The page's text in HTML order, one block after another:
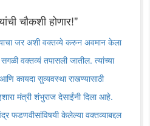
चौकशी होणार!"
जर अशी वक्तव्ये करुन अवमान केला
वक्तव्यं तपासली जातील. त्यांच्या
कायदा सुव्यवस्था राखण्यासाठी
मंत्री शंभुराज देसाईंनी दिला आहे.
फडणवीसांविषयी केलेल्या वक्तव्याबद्दल